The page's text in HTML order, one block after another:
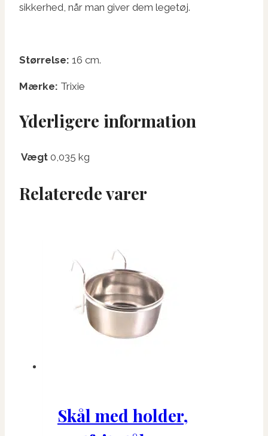
sikkerhed, når man giver dem legetøj.
Størrelse: 16 cm.
Mærke: Trixie
Yderligere information
Vægt 0,035 kg
Relaterede varer
Skål med holder,